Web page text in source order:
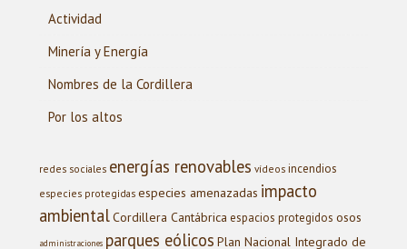
Actividad
Minería y Energía
Nombres de la Cordillera
Por los altos
redes sociales energías renovables vídeos incendios
especies protegidas especies amenazadas impacto
ambientalCordillera Cantábrica espacios protegidos osos
administraciones parques eólicos Plan Nacional Integrado de